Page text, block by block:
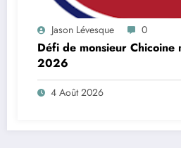
Jason Lévesque 0
Défi de monsieur
2026
4 Août 2026